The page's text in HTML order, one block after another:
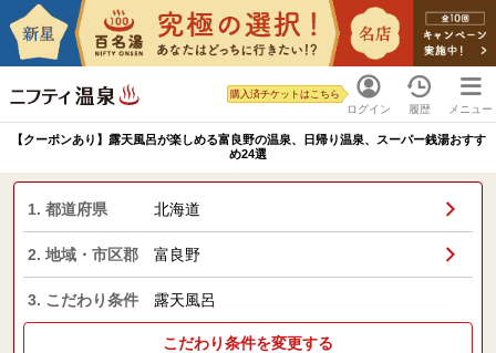
ログイン
購入済チケットはこちら
履歴 メニュー
【クーポンあり】露天風呂が楽しめる富良野の温泉、日帰り温泉、スーパー銭湯おすす
め24選
1. 都道府県 北海道
2. 地域・市区郡 富良野
3. こだわり条件 露天風呂
こだわり条件を変更する